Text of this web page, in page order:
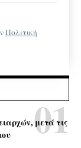
Πολιτική
μετά τις